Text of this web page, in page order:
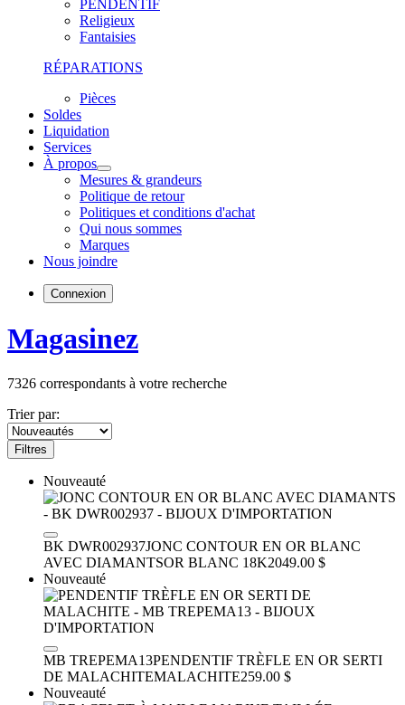
PENDENTIF
Religieux
Fantaisies
RÉPARATIONS
Pièces
Soldes
Liquidation
Services
À propos
Mesures & grandeurs
Politique de retour
Politiques et conditions d'achat
Qui nous sommes
Marques
Nous joindre
Connexion
Magasinez
7326 correspondants à votre recherche
Trier par:
Filtres
Nouveauté
BK DWR002937JONC CONTOUR EN OR BLANC
AVEC DIAMANTSOR BLANC 18K2049.00 $
Nouveauté
MB TREPEMA13PENDENTIF TRÈFLE EN OR SERTI
DE MALACHITEMALACHITE259.00 $
Nouveauté